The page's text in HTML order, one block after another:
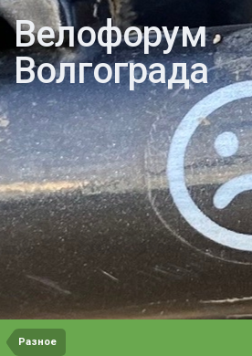
Велофорум
Волгограда
Разное